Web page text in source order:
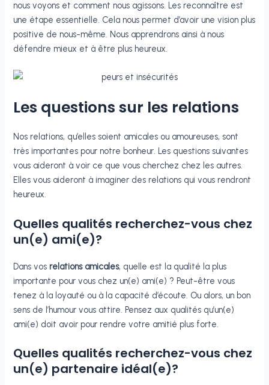
nous voyons et comment nous agissons. Les reconnaître est
une étape essentielle. Cela nous permet d’avoir une vision plus
positive de nous-même. Nous apprendrons ainsi à nous
défendre mieux et à être plus heureux.
Les questions sur les relations
Nos relations, qu’elles soient amicales ou amoureuses, sont
très importantes pour notre bonheur. Les questions suivantes
vous aideront à voir ce que vous cherchez chez les autres.
Elles vous aideront à imaginer des relations qui vous rendront
heureux.
Quelles qualités recherchez-vous chez
un(e) ami(e)?
Dans vos relations amicales, quelle est la qualité la plus
importante pour vous chez un(e) ami(e) ? Peut-être vous
tenez à la loyauté ou à la capacité d’écoute. Ou alors, un bon
sens de l’humour vous attire. Pensez aux qualités qu’un(e)
ami(e) doit avoir pour rendre votre amitié plus forte.
Quelles qualités recherchez-vous chez
un(e) partenaire idéal(e)?